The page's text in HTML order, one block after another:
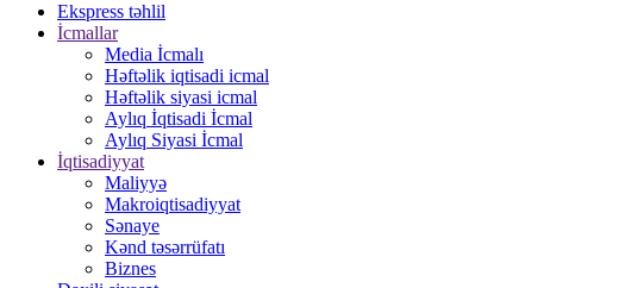
Ekspress təhlil
İcmallar
Media İcmalı
Həftəlik iqtisadi icmal
Həftəlik siyasi icmal
Aylıq İqtisadi İcmal
Aylıq Siyasi İcmal
İqtisadiyyat
Maliyyə
Makroiqtisadiyyat
Sənaye
Kənd təsərrüfatı
Biznes